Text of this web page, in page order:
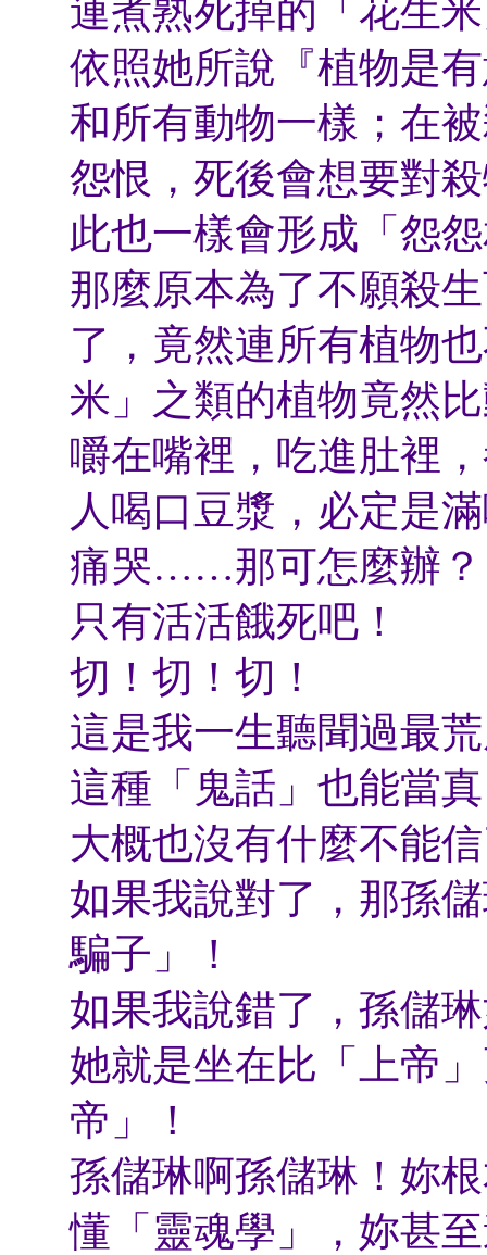
連煮熟死掉的「花生
依照她所說『植物是
和所有動物一樣；在
怨恨，死後會想要對
此也一樣會形成「怨
那麼原本為了不願殺
了，竟然連所有植物
米」之類的植物竟然
嚼在嘴裡，吃進肚裡
人喝口豆漿，必定是
痛哭……那可怎麼辦？
只有活活餓死吧！
切！切！切！
這是我一生聽聞過最
這種「鬼話」也能當
大概也沒有什麼不能
如果我說對了，那孫
騙子」！
如果我說錯了，孫儲
她就是坐在比「上帝
帝」！
孫儲琳啊孫儲琳！妳
懂「靈魂學」，妳甚